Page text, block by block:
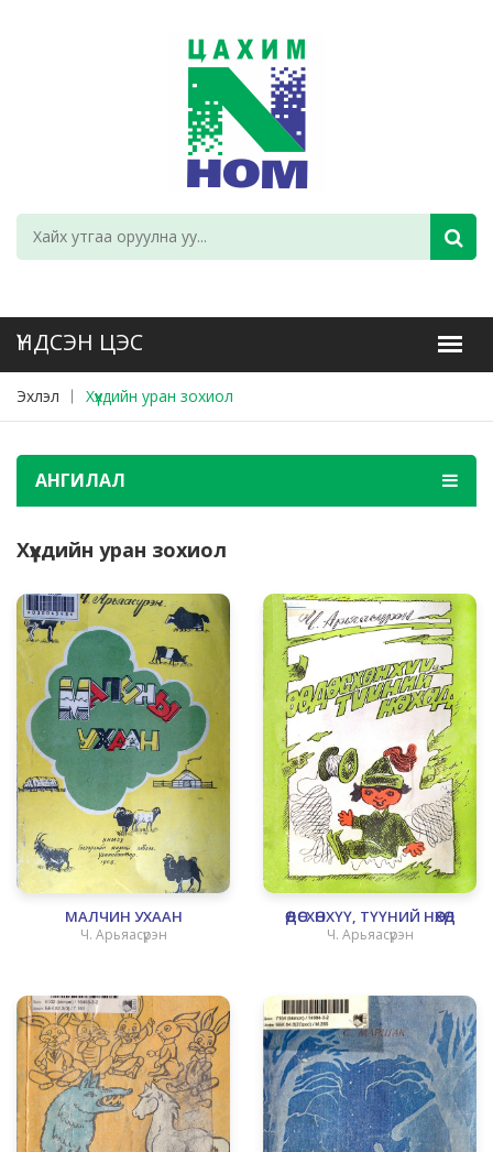
Эхлэл Хүүхдийн уран зохиол
АНГИЛАЛ
Хүүхдийн уран зохиол
МАЛЧИН УХААН
Ч. Арьяасүрэн
ӨӨДӨСХӨНХҮҮ, ТҮҮНИЙ НӨХӨД
Ч. Арьяасүрэн